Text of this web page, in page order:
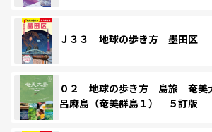
Ｊ３３ 地球の歩き方 墨田区
０２ 地球の歩き方 島旅 奄
呂麻島（奄美群島１） ５訂版